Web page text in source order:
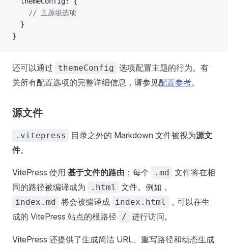
    // 主题级选项
  }
}
还可以通过 themeConfig 选项配置主题的行为。有
关所有配置选项的完整详细信息，请参见配置参考。
源文件
.vitepress 目录之外的 Markdown 文件被视为源文
件。
VitePress 使用 基于文件的路由 ：每个 .md 文件将在相
同的路径被编译成为
.html 文件。例如，
index.md 将会被编译成 index.html
，可以在生
成的 VitePress 站点的根路径 / 进行访问。
VitePress 还提供了生成简洁 URL、重写路径和动态生成